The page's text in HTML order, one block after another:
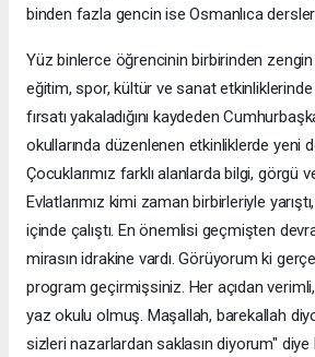
binden fazla gencin ise Osmanlıca
Yüz binlerce öğrencinin birbirinden
eğitim, spor, kültür ve sanat
fırsatı yakaladığını kaydeden
okullarında düzenlenen etkinliklerde yeni
Çocuklarımız farklı alanlarda bilgi, görgü
Evlatlarımız kimi zaman birbirleriyle
içinde çalıştı. En önemlisi geçmişten
mirasın idrakine vardı. Görüyorum ki
program geçirmişsiniz. Her açıdan verimli,
yaz okulu olmuş. Maşallah, barekallah
sizleri nazarlardan saklasın diyorum" diye